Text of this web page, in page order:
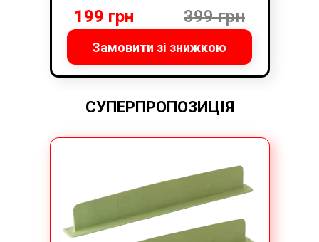
Замовити зі знижкою
199 грн 399 грн
СУПЕРПРОПОЗИЦІЯ